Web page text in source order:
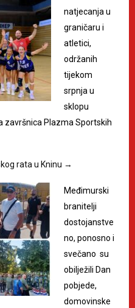
natjecanja u
graničaru i
atletici,
održanih
tijekom
srpnja u
sklopu
završnica Plazma Sportskih
rata u Kninu →
Međimurski
branitelji
dostojanstve
no, ponosno i
svečano su
obilježili Dan
pobjede,
domovinske